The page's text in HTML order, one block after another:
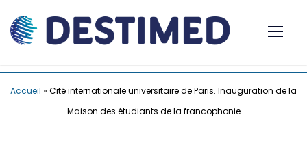
Accueil » Cité internationale universitaire de Paris. Inauguration de la
Maison des étudiants de la francophonie